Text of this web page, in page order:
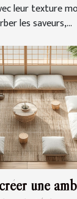
leur texture
les saveurs,...
une